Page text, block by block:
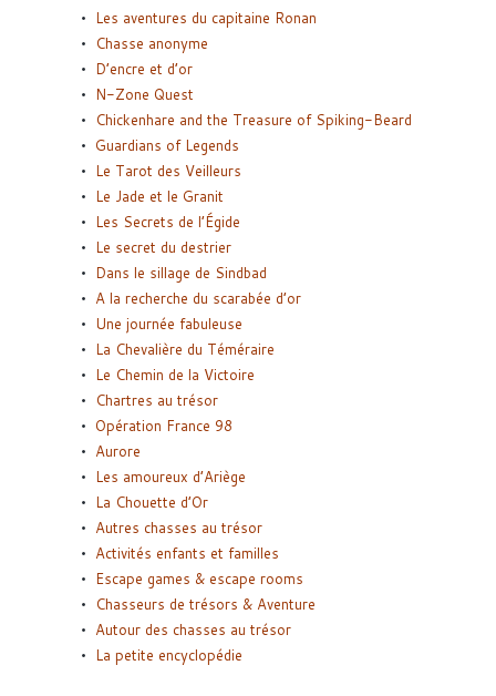
Les aventures du capitaine Ronan
Chasse anonyme
D’encre et d’or
N-Zone Quest
Chickenhare and the Treasure of Spiking-Beard
Guardians of Legends
Le Tarot des Veilleurs
Le Jade et le Granit
Les Secrets de l’Égide
Le secret du destrier
Dans le sillage de Sindbad
A la recherche du scarabée d’or
Une journée fabuleuse
La Chevalière du Téméraire
Le Chemin de la Victoire
Chartres au trésor
Opération France 98
Aurore
Les amoureux d’Ariège
La Chouette d’Or
Autres chasses au trésor
Activités enfants et familles
Escape games & escape rooms
Chasseurs de trésors & Aventure
Autour des chasses au trésor
La petite encyclopédie